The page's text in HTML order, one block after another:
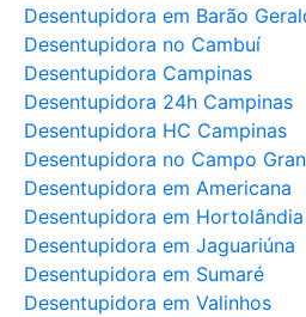
Desentupidora em Barão
Desentupidora no Cambuí
Desentupidora Campinas
Desentupidora 24h Campinas
Desentupidora HC Campinas
Desentupidora no Campo
Desentupidora em Americana
Desentupidora em Hortolândia
Desentupidora em Jaguariúna
Desentupidora em Sumaré
Desentupidora em Valinhos